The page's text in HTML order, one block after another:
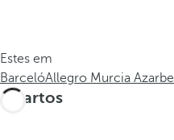
Estes em
BarcelóAllegro Murcia Azarbe
Quartos